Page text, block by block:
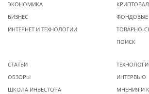
ЭКОНОМИКА
БИЗНЕС
ИНТЕРНЕТ И ТЕХНОЛОГИИ
ФОНДОВЫЕ
ТОВАРНО-
ПОИСК
СТАТЬИ
ОБЗОРЫ
ШКОЛА ИНВЕСТОРА
ИНТЕРВЬЮ
МНЕНИЯ И